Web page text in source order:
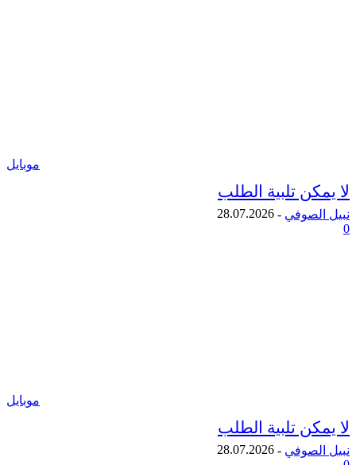
تلبية الطلب
-
28.07.2026
تلبية الطلب
-
28.07.2026